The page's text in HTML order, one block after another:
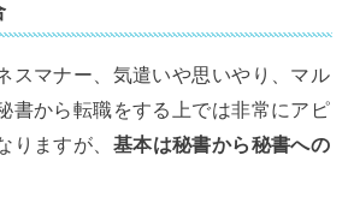
スマナー、気遣いや思いやり、マル
書から転職をする上では非常にアピ
りますが、 基本は秘書から秘書への